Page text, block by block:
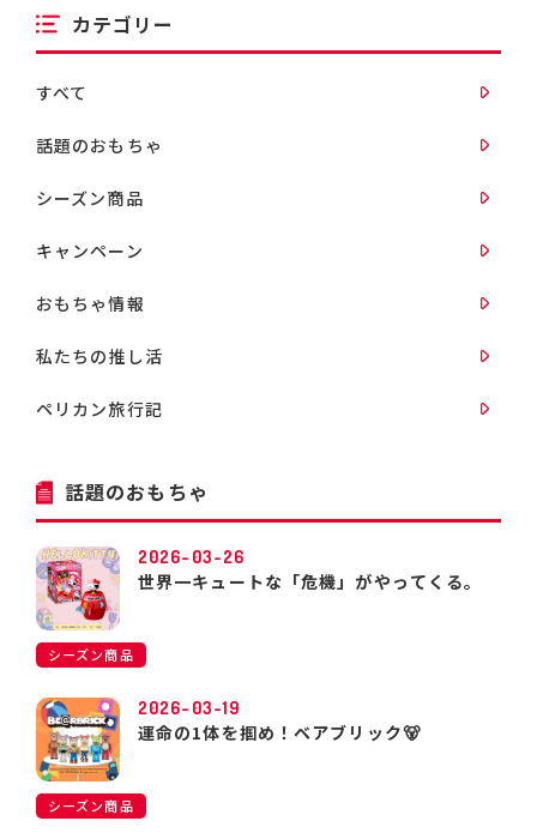
カテゴリー
すべて
話題のおもちゃ
シーズン商品
キャンペーン
おもちゃ情報
私たちの推し活
ペリカン旅行記
話題のおもちゃ
2026-03-26
世界一キュートな「危機」がやってくる。
シーズン商品
2026-03-19
運命の1体を掴め！ベアブリック🐻
シーズン商品